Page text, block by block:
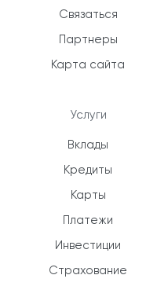
Связаться
Партнеры
Карта сайта
Услуги
Вклады
Кредиты
Карты
Платежи
Инвестиции
Страхование